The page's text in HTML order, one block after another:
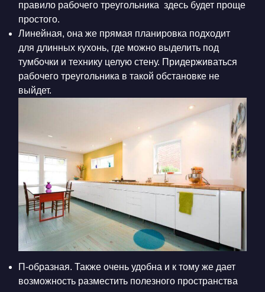
правило рабочего треугольника здесь будет проще
простого.
Линейная, она же прямая планировка подходит
для длинных кухонь, где можно выделить под
тумбочки и технику целую стену. Придерживаться
рабочего треугольника в такой обстановке не
выйдет.
П-образная. Также очень удобна и к тому же дает
возможность разместить полезного пространства